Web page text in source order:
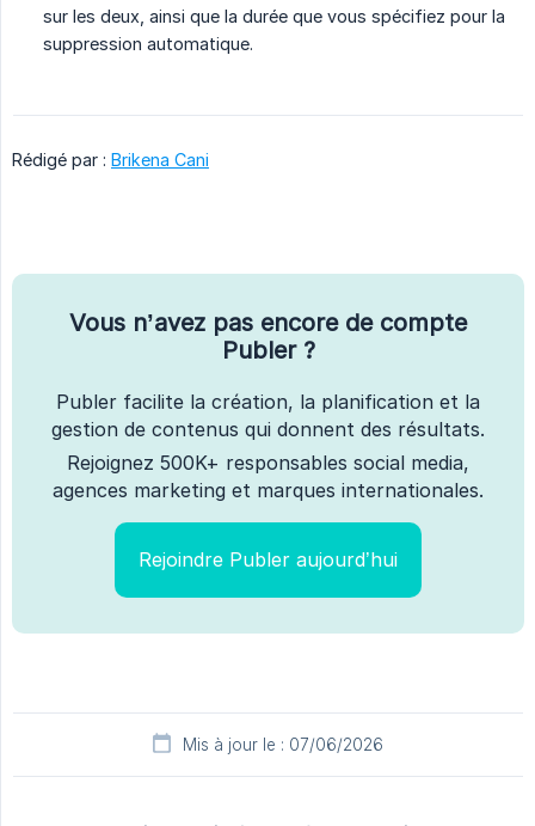
sur les deux, ainsi que la durée que vous spécifiez pour la
suppression automatique.
Rédigé par : Brikena Cani
Vous n’avez pas encore de compte
Publer ?
Publer facilite la création, la planification et la
gestion de contenus qui donnent des résultats.
Rejoignez 500K+ responsables social media,
agences marketing et marques internationales.
Rejoindre Publer aujourd’hui
Mis à jour le : 07/06/2026